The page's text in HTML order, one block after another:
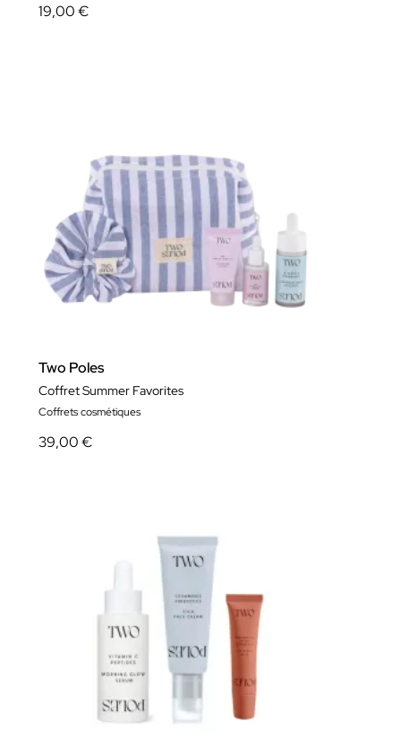
19,00 €
Two Poles
Coffret Summer Favorites
Coffrets cosmétiques
39,00 €